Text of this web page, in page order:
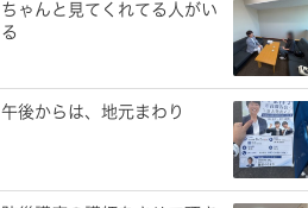
ちゃんと見てくれてる人がい
る
午後からは、地元まわり